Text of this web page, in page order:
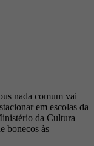
nada comum vai
em escolas da
da Cultura
bonecos às